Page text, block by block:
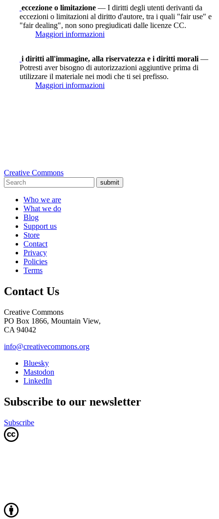
eccezione o limitazione — I diritti degli utenti derivanti da
eccezioni o limitazioni al diritto d'autore, tra i quali "fair use" e
"fair dealing", non sono pregiudicati dalle licenze CC.
Maggiori informazioni
i diritti all'immagine, alla riservatezza e i diritti morali —
Potresti aver bisogno di autorizzazioni aggiuntive prima di
utilizzare il materiale nei modi che ti sei prefisso.
Maggiori informazioni
Creative Commons
submit
Who we are
What we do
Blog
Support us
Store
Contact
Privacy
Policies
Terms
Contact Us
Creative Commons
PO Box 1866, Mountain View,
CA 94042
info@creativecommons.org
Bluesky
Mastodon
LinkedIn
Subscribe to our newsletter
Subscribe